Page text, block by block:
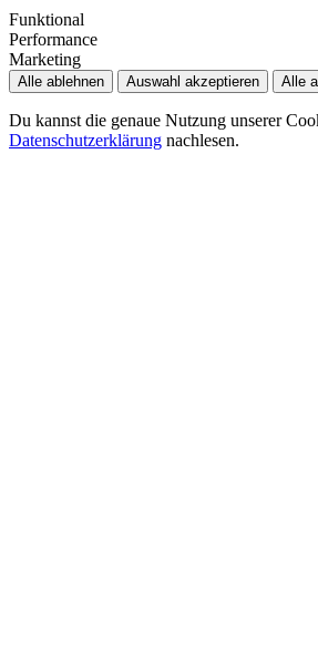
Funktional
Performance
Marketing
Alle ablehnen Auswahl akzeptieren Alle
Du kannst die genaue Nutzung unserer
Datenschutzerklärung nachlesen.